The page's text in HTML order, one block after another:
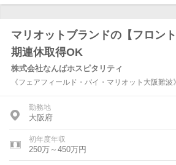
マリオットブランドの【フロン
期連休取得OK
株式会社なんばホスピタリティ
《フェアフィールド・バイ・マリオット大阪難
勤務地
大阪府
初年度年収
250万～450万円